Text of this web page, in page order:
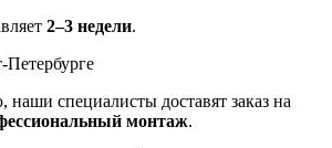
2–3 недели.
Петербурге
специалисты доставят заказ на
монтаж.